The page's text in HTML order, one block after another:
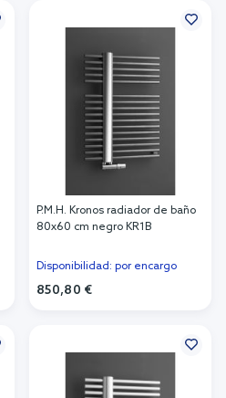
P.M.H. Kronos radiador de baño
80x60 cm negro KR1B
Disponibilidad: por encargo
850,80 €